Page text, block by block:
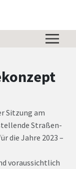
Sitzung am
Straßen-
die Jahre 2023 –
voraussichtlich